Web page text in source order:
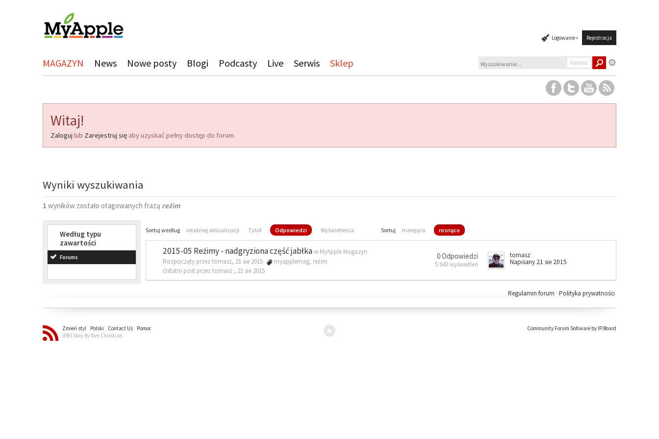
Logowanie » Rejestracja
MAGAZYN News Nowe posty Blogi Podcasty Live Serwis Sklep Forums
Witaj!
Zaloguj lub Zarejestruj się aby uzyskać pełny dostęp do forum.
Wyniki wyszukiwania
1 wyników zostało otagowanych frazą reżim
Według typu
zawartości
Forums
Sortuj według ostatniej aktualizacji Tytuł Odpowiedzi Wyświetlenia Sortuj malejąco rosnąco
2015-05 Reżimy - nadgryziona część jabłkaw MyApple Magazyn
Rozpoczęty przez tomasz, 21 sie 2015
myapplemag, reżim
Ostatni post przez tomasz , 21 sie 2015
0 Odpowiedzi
5 943 wyświetleń
tomasz
Napisany 21 sie 2015
Polityka prywatności
Regulamin forum ·
Zmień styl Polski Contact Us
Pomoc
IPB3 Skin By Tom Christian.
Community Forum Software by IP.Board